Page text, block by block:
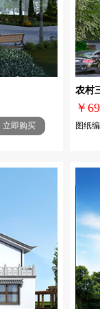
立即购买
农村
￥
图纸编